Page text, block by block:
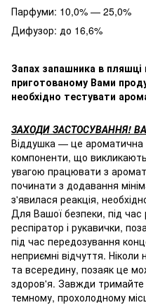
Парфуми: 10,0% — 25,0%
Дифузор: до 16,6%
Запах запашника в пляшці
приготованому Вами
необхідно тестувати
ЗАХОДИ ЗАСТОСУВАННЯ!
Віддушка — це ароматична
компоненти, що
увагою працювати з
починати з додавання
з'явилася реакція,
Для Вашої безпеки, під
респіратор і рукавички,
під час передозування
неприємні відчуття.
та всередину, позаяк це
здоров'я. Завжди тримайте
темному, прохолодному